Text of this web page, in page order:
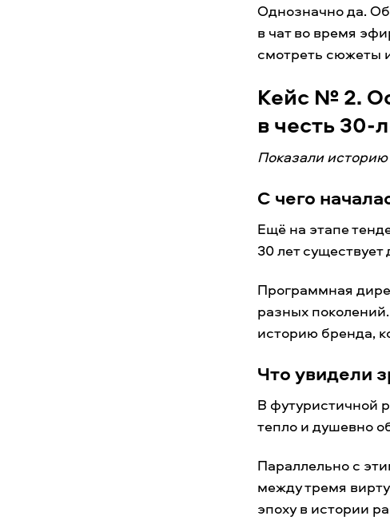
Однозначно да.
в чат во время
смотреть сюжеты
Кейс № 2.
в честь 30-
Показали историю
С чего
Ещё на этапе
30 лет
Программная
разных
историю бренда,
Что увидели
В футуристичной
тепло и душевно
Параллельно с
между тремя
эпоху в истории